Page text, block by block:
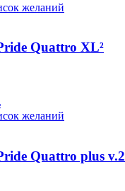
желаний
Quattro XL²
желаний
Quattro plus v.2